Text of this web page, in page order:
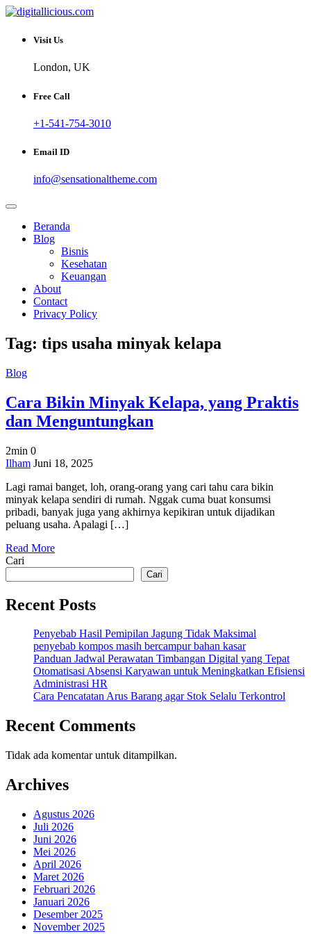
Skip
content
digitallicious.com
Sharing Digital Information
Visit Us
London, UK
Free Call
+1-541-754-3010
Email ID
info@sensationaltheme.com
Beranda
Blog
Bisnis
Kesehatan
Keuangan
About
Contact
Privacy Policy
Tag: tips usaha minyak kelapa
Blog
Cara Bikin Minyak Kelapa, yang Praktis
dan Menguntungkan
2min 0
on
Bikin
Minyak
Kelapa,
yang
dan
Menguntungkan
Ilham Juni 18, 2025
Lagi ramai banget, loh, orang-orang yang cari tahu cara bikin
minyak kelapa sendiri di rumah. Nggak cuma buat konsumsi
pribadi, banyak juga yang akhirnya kepikiran untuk dijadikan
peluang usaha. Apalagi […]
Read More
Cari
Cari
Recent Posts
Penyebab Hasil Pemipilan Jagung Tidak Maksimal
penyebab kompos masih bercampur bahan kasar
Panduan Jadwal Perawatan Timbangan Digital yang Tepat
Otomatisasi Absensi Karyawan untuk Meningkatkan Efisiensi
Administrasi HR
Cara Pencatatan Arus Barang agar Stok Selalu Terkontrol
Recent Comments
Tidak ada komentar untuk ditampilkan.
Archives
Agustus 2026
Juli 2026
Juni 2026
Mei 2026
April 2026
Maret 2026
Februari 2026
Januari 2026
Desember 2025
November 2025